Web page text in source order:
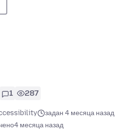
1 287
задан 4 месяца назад
4 месяца назад